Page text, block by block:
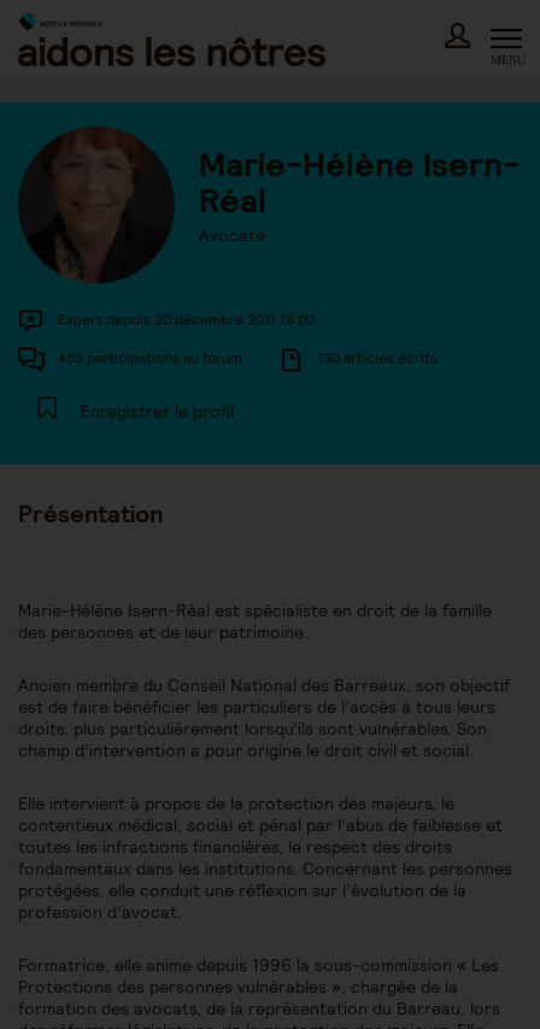
Skip
content
MENU
Marie-Hélène Isern-
Réal
Avocate
Expert depuis 20 décembre 2011 18:00
453 participations au forum 130 articles écrits
Enregistrer le profil
Présentation
Marie-Hélène Isern-Réal est spécialiste en droit de la famille
des personnes et de leur patrimoine.
Ancien membre du Conseil National des Barreaux, son objectif
est de faire bénéficier les particuliers de l’accès à tous leurs
droits, plus particulièrement lorsqu’ils sont vulnérables. Son
champ d’intervention a pour origine le droit civil et social.
Elle intervient à propos de la protection des majeurs, le
contentieux médical, social et pénal par l’abus de faiblesse et
toutes les infractions financières, le respect des droits
fondamentaux dans les institutions. Concernant les personnes
protégées, elle conduit une réflexion sur l’évolution de la
profession d’avocat.
Formatrice, elle anime depuis 1996 la sous-commission « Les
Protections des personnes vulnérables », chargée de la
formation des avocats, de la représentation du Barreau, lors